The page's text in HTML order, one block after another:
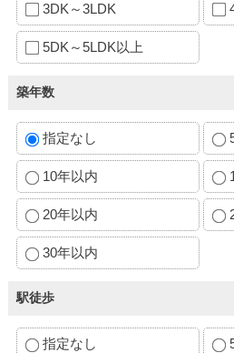
3DK～3LDK
5DK～5LDK以上
築年数
指定なし
10年以内
20年以内
30年以内
駅徒歩
指定なし